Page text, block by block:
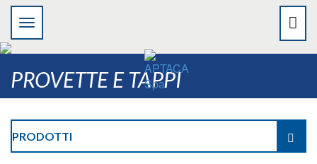
PROVETTE E TAPPI
PRODOTTI